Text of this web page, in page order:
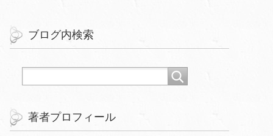
ブログ内検索
著者プロフィール